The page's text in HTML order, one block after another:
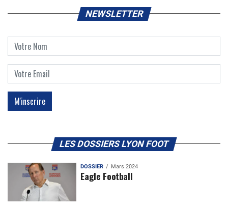
NEWSLETTER
LES DOSSIERS LYON FOOT
DOSSIER Mars 2024
Eagle Football